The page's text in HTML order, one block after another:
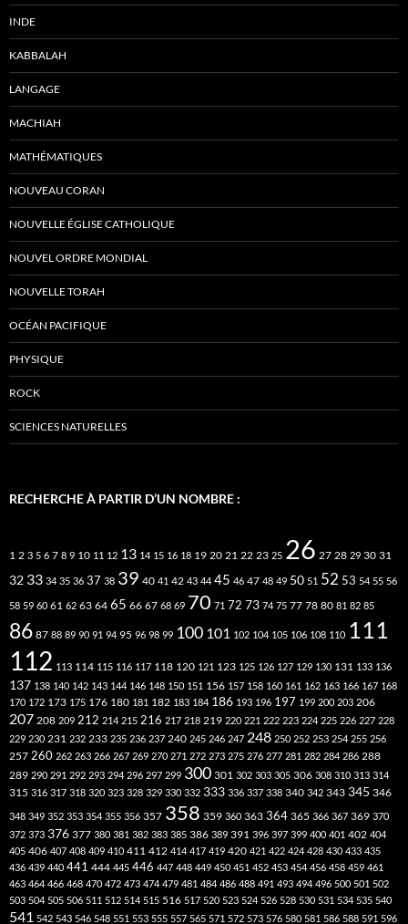
INDE
KABBALAH
LANGAGE
MACHIAH
MATHÉMATIQUES
NOUVEAU CORAN
NOUVELLE ÉGLISE CATHOLIQUE
NOUVEL ORDRE MONDIAL
NOUVELLE TORAH
OCÉAN PACIFIQUE
PHYSIQUE
ROCK
SCIENCES NATURELLES
RECHERCHE À PARTIR D’UN NOMBRE :
1 2 3 5 6 7 8 9 10 11 12 13 14 15 16 18 19 20 21 22 23 25 26 27 28 29 30 31
32 33 34 35 36 37 38 39 40 41 42 43 44 45 46 47 48 49 50 51 52 53 54 55 56
58 59 60 61 62 63 64 65 66 67 68 69 70 71 72 73 74 75 77 78 80 81 82 85
86 87 88 89 90 91 94 95 96 98 99 100 101 102 104 105 106 108 110 111
112 113 114 115 116 117 118 120 121 123 125 126 127 129 130 131 133 136
137 138 140 142 143 144 146 148 150 151 156 157 158 160 161 162 163 166 167 168
170 172 173 175 176 180 181 182 183 184 186 193 196 197 199 200 203 206
207 208 209 212 214 215 216 217 218 219 220 221 222 223 224 225 226 227 228
229 230 231 232 233 235 236 237 240 245 246 247 248 250 252 253 254 255 256
257 260 262 263 266 267 269 270 271 272 273 275 276 277 281 282 284 286 288
289 290 291 292 293 294 296 297 299 300 301 302 303 305 306 308 310 313 314
315 316 317 318 320 323 328 329 330 332 333 336 337 338 340 342 343 345 346
348 349 352 353 354 355 356 357 358 359 360 363 364 365 366 367 369 370
372 373 376 377 380 381 382 383 385 386 389 391 396 397 399 400 401 402 404
405 406 407 408 409 410 411 412 414 417 419 420 421 422 424 428 430 433 435
436 439 440 441 444 445 446 447 448 449 450 451 452 453 454 456 458 459 461
463 464 466 468 470 472 473 474 479 481 484 486 488 491 493 494 496 500 501 502
503 504 505 506 511 512 514 515 516 517 520 523 524 526 528 530 531 534 535 540
541 542 543 546 548 551 553 555 557 565 571 572 573 576 580 581 586 588 591 596